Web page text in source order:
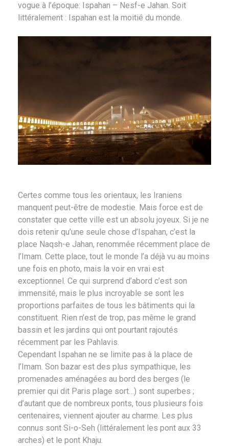
vogue à l’époque: Ispahan – Nesf-e Jahan. Soit
littéralement : Ispahan est la moitié du monde.
Certes comme tous les orientaux, les Iraniens
manquent peut-être de modestie. Mais force est de
constater que cette ville est un absolu joyeux. Si je ne
dois retenir qu’une seule chose d’Ispahan, c’est la
place Naqsh-e Jahan, renommée récemment place de
l’Imam. Cette place, tout le monde l’a déjà vu au moins
une fois en photo, mais la voir en vrai est
exceptionnel. Ce qui surprend d’abord c’est son
immensité, mais le plus incroyable se sont les
proportions parfaites de tous les bâtiments qui la
constituent. Rien n’est de trop, pas même le grand
bassin et les jardins qui ont pourtant rajoutés
récemment par les Pahlavis.
Cependant Ispahan ne se limite pas à la place de
l’Imam. Son bazar est des plus sympathique, les
promenades aménagées au bord des berges (le
premier qui dit Paris plage sort…) sont superbes ;
d’autant que de nombreux ponts, tous plusieurs fois
centenaires, viennent ajouter au charme. Les plus
connus sont Si-o-Seh (littéralement les pont aux 33
arches) et le pont Khaju.